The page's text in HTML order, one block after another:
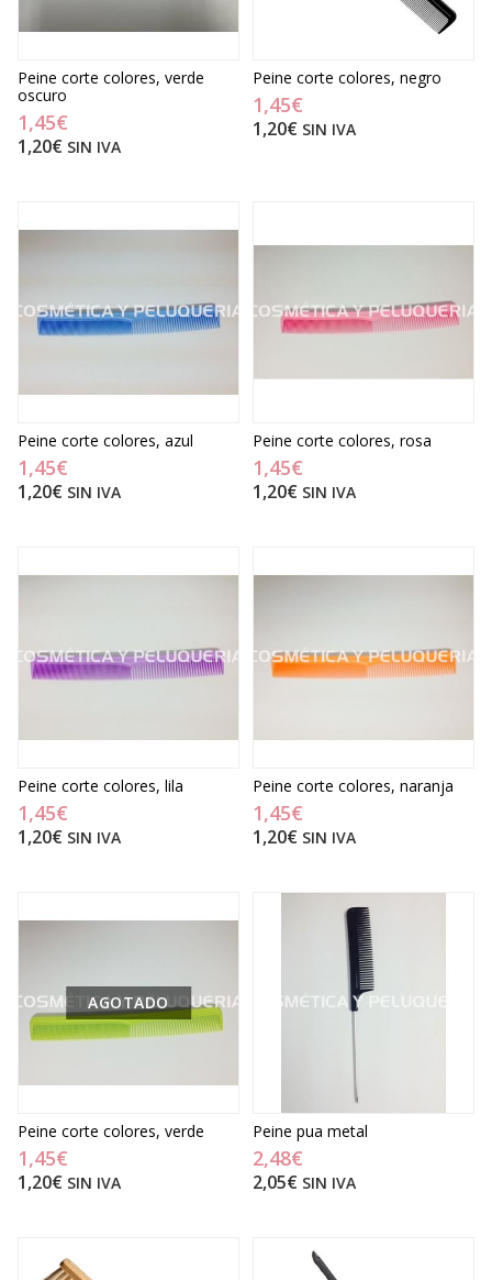
Peine corte colores, verde
oscuro
1,45€
1,20€ SIN IVA
Peine corte colores, negro
1,45€
1,20€ SIN IVA
Peine corte colores, azul
1,45€
1,20€ SIN IVA
Peine corte colores, rosa
1,45€
1,20€ SIN IVA
Peine corte colores, lila
1,45€
1,20€ SIN IVA
Peine corte colores, naranja
1,45€
1,20€ SIN IVA
AGOTADO
Peine corte colores, verde
1,45€
1,20€ SIN IVA
Peine pua metal
2,48€
2,05€ SIN IVA